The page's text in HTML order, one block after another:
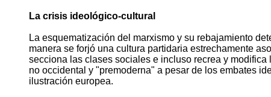
La crisis ideológico-cultural
La esquematización del marxismo y su rebajamiento
manera se forjó una cultura partidaria estrechamente
secciona las clases sociales e incluso recrea y
no occidental y "premoderna" a pesar de los embates
ilustración europea.